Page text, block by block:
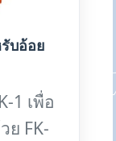
รับอ้อย
1 เพื่อ
ย FK-